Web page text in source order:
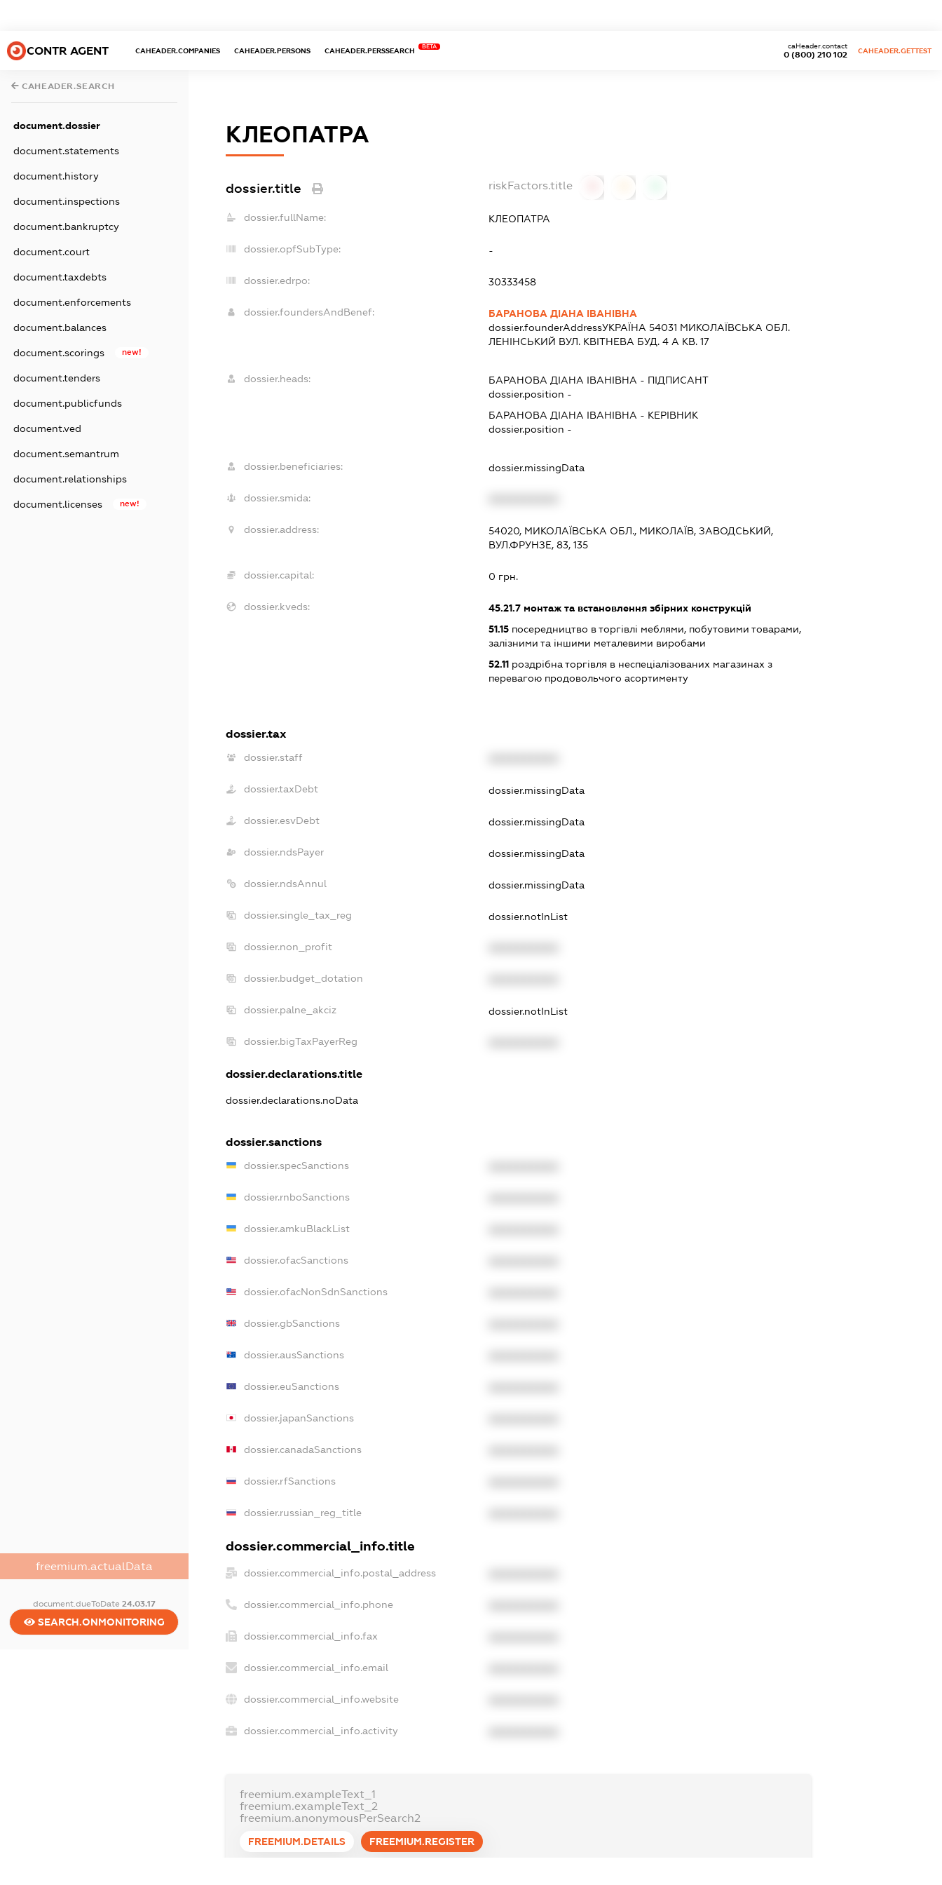
CONTR AGENT CAHEADER.COMPANIES CAHEADER.PERSONS CAHEADER.PERSSEARCH
BETA
0 (800) 210 102
caHeader.contact
CAHEADER.GETTEST
CAHEADER.SEARCH
document.dossier
document.statements
document.history
document.inspections
document.bankruptcy
document.court
document.taxdebts
document.enforcements
document.balances
document.scorings new!
document.tenders
document.publicfunds
document.ved
document.semantrum
document.relationships
document.licenses new!
freemium.actualData
document.dueToDate 24.03.17
SEARCH.ONMONITORING
КЛЕОПАТРА
dossier.title riskFactors.title
dossier.fullName: КЛЕОПАТРА
dossier.opfSubType: -
dossier.edrpo: 30333458
dossier.foundersAndBenef:
БАРАНОВА ДІАНА ІВАНІВНА
dossier.founderAddressУКРАЇНА 54031 МИКОЛАЇВСЬКА ОБЛ.
ЛЕНІНСЬКИЙ ВУЛ. КВІТНЕВА БУД. 4 А КВ. 17
dossier.heads: БАРАНОВА ДІАНА ІВАНІВНА - ПІДПИСАНТ
dossier.position -
БАРАНОВА ДІАНА ІВАНІВНА - КЕРІВНИК
dossier.position -
dossier.beneficiaries: dossier.missingData
dossier.smida:
dossier.address:
54020, МИКОЛАЇВСЬКА ОБЛ., МИКОЛАЇВ, ЗАВОДСЬКИЙ,
ВУЛ.ФРУНЗЕ, 83, 135
dossier.capital: 0 грн.
dossier.kveds: 45.21.7 монтаж та встановлення збірних конструкцій
51.15 посередництво в торгівлі меблями, побутовими товарами,
залізними та іншими металевими виробами
52.11 роздрібна торгівля в неспеціалізованих магазинах з
перевагою продовольчого асортименту
dossier.tax
dossier.staff
dossier.taxDebt dossier.missingData
dossier.esvDebt dossier.missingData
dossier.ndsPayer dossier.missingData
dossier.ndsAnnul dossier.missingData
dossier.single_tax_reg dossier.notInList
dossier.non_profit
dossier.budget_dotation
dossier.palne_akciz dossier.notInList
dossier.bigTaxPayerReg
dossier.declarations.title
dossier.declarations.noData
dossier.sanctions
dossier.specSanctions
dossier.rnboSanctions
dossier.amkuBlackList
dossier.ofacSanctions
dossier.ofacNonSdnSanctions
dossier.gbSanctions
dossier.ausSanctions
dossier.euSanctions
dossier.japanSanctions
dossier.canadaSanctions
dossier.rfSanctions
dossier.russian_reg_title
dossier.commercial_info.title
dossier.commercial_info.postal_address
dossier.commercial_info.phone
dossier.commercial_info.fax
dossier.commercial_info.email
dossier.commercial_info.website
dossier.commercial_info.activity
freemium.exampleText_1
freemium.exampleText_2
freemium.anonymousPerSearch2
FREEMIUM.DETAILS FREEMIUM.REGISTER